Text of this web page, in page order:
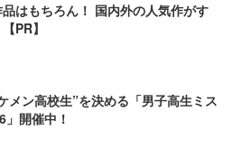
はもちろん！ 国内外の人気作がす
PR】
メン高校生”を決める「男子高生ミス
開催中！